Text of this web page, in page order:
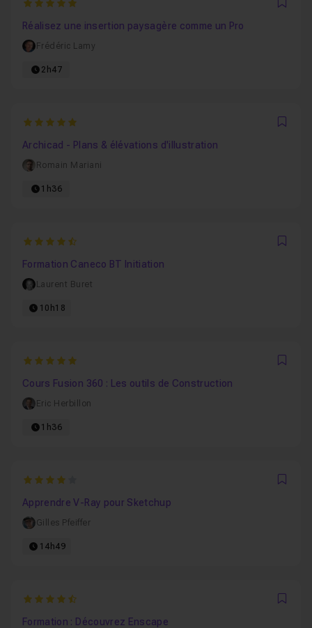
5
Réalisez une insertion paysagère comme un Pro
Frédéric Lamy
2h47
5
Archicad - Plans & élévations d'illustration
Romain Mariani
1h36
4.7826086956522
Formation Caneco BT Initiation
Laurent Buret
10h18
5
Cours Fusion 360 : Les outils de Construction
Eric Herbillon
1h36
4
Apprendre V-Ray pour Sketchup
Gilles Pfeiffer
14h49
4.8181818181818
Formation : Découvrez Enscape